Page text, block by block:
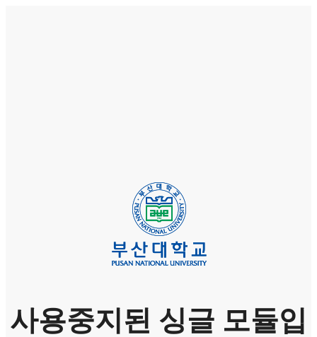
사용중지된 싱글 모듈입